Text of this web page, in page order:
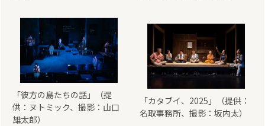
「彼方の島たちの話」（提
供：ヌトミック、撮影：山口
雄太郎）
「カタブイ、2025」（提供：
名取事務所、撮影：坂内太）